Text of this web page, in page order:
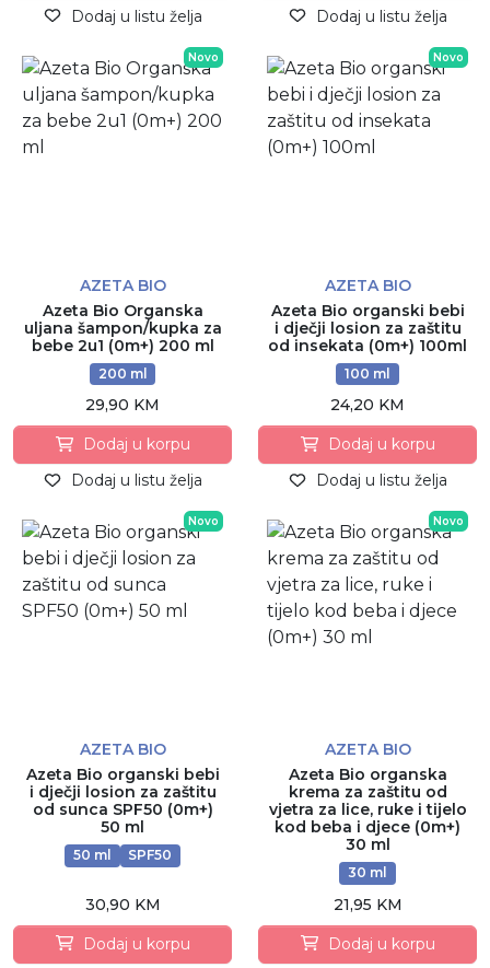
Dodaj u listu želja Dodaj u listu želja
Novo
AZETA BIO
Azeta Bio Organska
uljana šampon/kupka za
bebe 2u1 (0m+) 200 ml
200 ml
29,90 KM
Dodaj u korpu
Dodaj u listu želja
Novo
AZETA BIO
Azeta Bio organski bebi
i dječji losion za zaštitu
od insekata (0m+) 100ml
100 ml
24,20 KM
Dodaj u korpu
Dodaj u listu želja
Novo
AZETA BIO
Azeta Bio organski bebi
i dječji losion za zaštitu
od sunca SPF50 (0m+)
50 ml
50 ml SPF50
30,90 KM
Dodaj u korpu
Novo
AZETA BIO
Azeta Bio organska
krema za zaštitu od
vjetra za lice, ruke i tijelo
kod beba i djece (0m+)
30 ml
30 ml
21,95 KM
Dodaj u korpu